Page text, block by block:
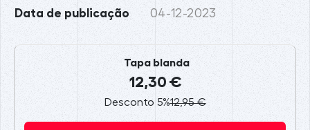
Data de publicação 04-12-2023
Tapa blanda
12,30 €
Desconto 5%12,95 €